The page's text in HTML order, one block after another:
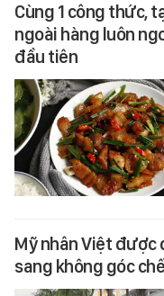
Cùng 1 công thức,
ngoài hàng luôn
đầu tiên
Mỹ nhân Việt
sang không góc